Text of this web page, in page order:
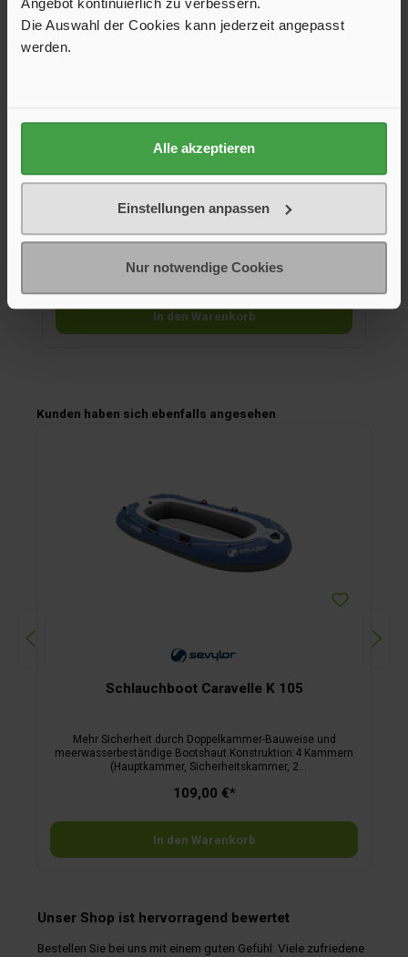
Angebot kontinuierlich zu verbessern.
Die Auswahl der Cookies kann jederzeit angepasst
werden.
Alle akzeptieren
Einstellungen anpassen
Nur notwendige Cookies
formschönen Kunststoffgriffen. Spülmaschinengeeignet.
Farbe
schwarz 2
In den Warenkorb
Produktgalerie überspringen
Kunden haben sich ebenfalls angesehen
Schlauchboot Caravelle K 105
Mehr Sicherheit durch Doppelkammer-Bauweise und
meerwasserbeständige Bootshaut.Konstruktion:4 Kammern
(Hauptkammer, Sicherheitskammer, 2
(K 85, K 105) Paar elastische Ruderdollen, umlaufende
Blasebalg und zusammenschraubbarem Riemenpaar
geliefert.
109,00 €*
In den Warenkorb
Unser Shop ist hervorragend bewertet
Bestellen Sie bei uns mit einem guten Gefühl: Viele zufriedene